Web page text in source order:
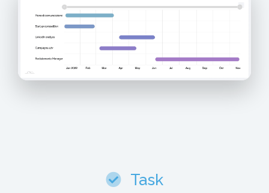
Task